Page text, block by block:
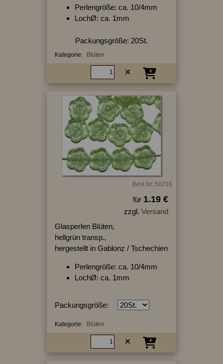
Perlengröße: ca. 10/4mm
LochØ: ca. 1mm
Packungsgröße: 20St.
Kategorie: Blüten
Best.Nr.:50216
für 1.19 €
zzgl. Versand
Glasperlen Blüten,
hellgrün transp.,
hergestellt in Gablonz / Tschechien
Perlengröße: ca. 10/4mm
LochØ: ca. 1mm
Packungsgröße:
Kategorie: Blüten